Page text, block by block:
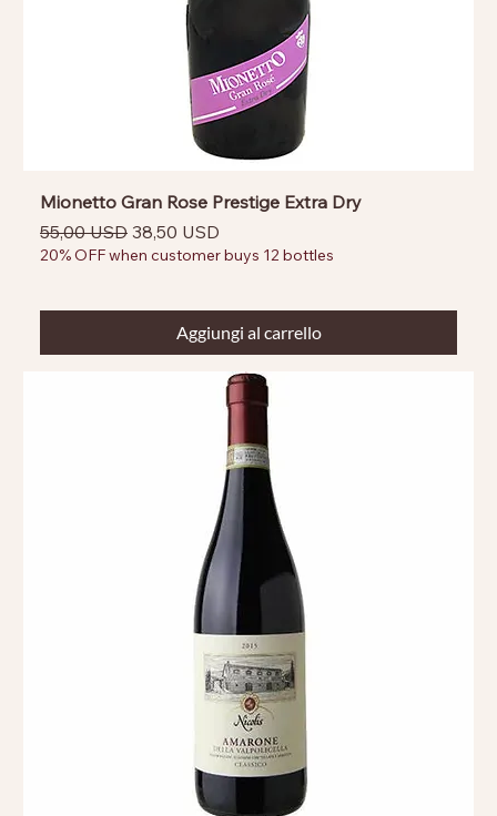
Mionetto Gran Rose Prestige Extra Dry
Prezzo regolare
55,00 USD Prezzo scontato
38,50 USD
20% OFF when customer buys 12 bottles
Aggiungi al carrello